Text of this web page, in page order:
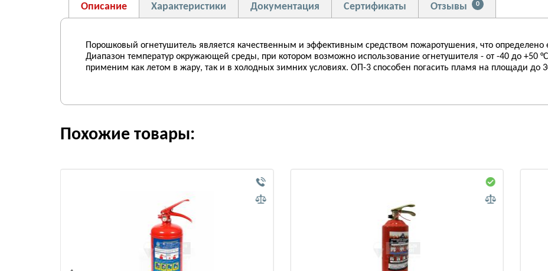
Описание Характеристики Документация Сертификаты Отзывы 0
Порошковый огнетушитель является качественным и эффективным средством пожаротушения, что определено
Диапазон температур окружающей среды, при котором возможно использование огнетушителя - от -40 до +50
применим как летом в жару, так и в холодных зимних условиях. ОП-3 способен погасить пламя на площади до
Похожие товары: